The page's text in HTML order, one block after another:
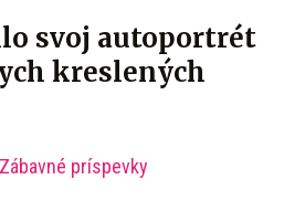
svoj autoportrét
kreslených
Zábavné príspevky